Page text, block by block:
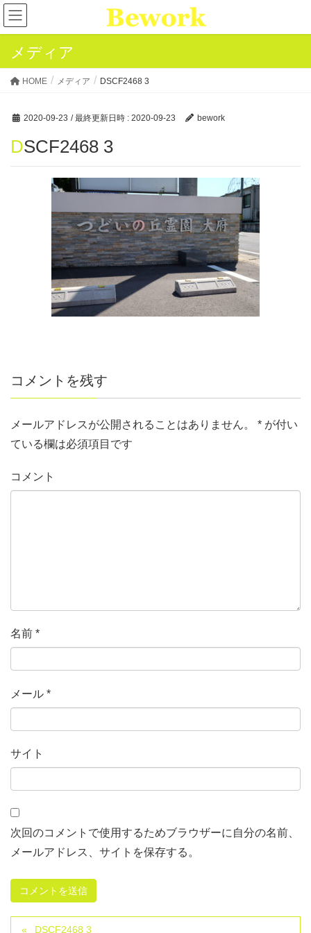
メディア
HOME メディア DSCF2468 3
2020-09-23 / 最終更新日時 : 2020-09-23 bework
DSCF2468 3
コメントを残す
メールアドレスが公開されることはありません。 * が付い
ている欄は必須項目です
コメント
名前 *
メール *
サイト
次回のコメントで使用するためブラウザーに自分の名前、
メールアドレス、サイトを保存する。
DSCF2468 3